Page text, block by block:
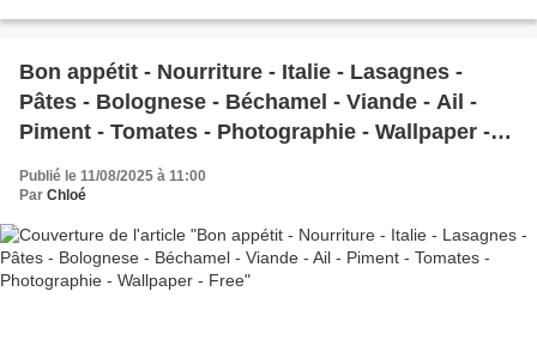
Bon appétit - Nourriture - Italie - Lasagnes -
Pâtes - Bolognese - Béchamel - Viande - Ail -
Piment - Tomates - Photographie - Wallpaper -
Publié le 11/08/2025 à 11:00
Par Chloé